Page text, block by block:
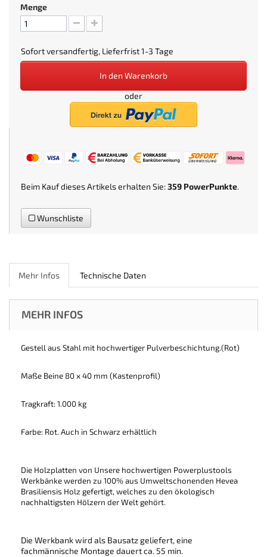
Menge
Sofort versandfertig, Lieferfrist 1-3 Tage
In den Warenkorb
oder
Beim Kauf dieses Artikels erhalten Sie:359 PowerPunkte.
Wunschliste
Mehr Infos Technische Daten
MEHR INFOS
Gestell aus Stahl mit hochwertiger Pulverbeschichtung.(Rot)
Maße Beine 80 x 40 mm (Kastenprofil)
Tragkraft: 1.000 kg
Farbe: Rot. Auch in Schwarz erhältlich
Die Holzplatten von Unsere hochwertigen Powerplustools
Werkbänke werden zu 100% aus Umweltschonenden Hevea
Brasiliensis Holz gefertigt, welches zu den ökologisch
nachhaltigsten Hölzern der Welt gehört.
Die Werkbank wird als Bausatz geliefert, eine
fachmännische Montage dauert ca. 55 min.